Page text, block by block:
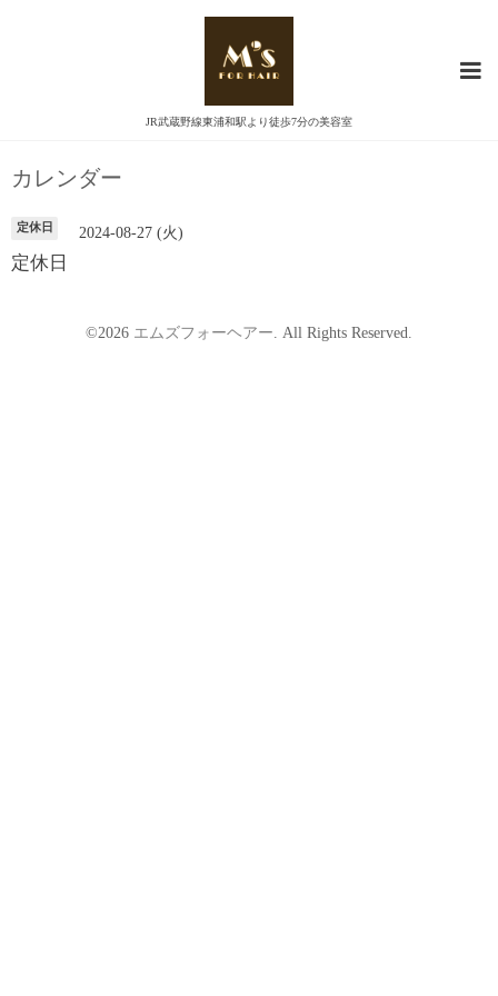
JR武蔵野線東浦和駅より徒歩7分の美容室
カレンダー
定休日 2024-08-27 (火)
定休日
©2026 エムズフォーヘアー . All Rights Reserved.